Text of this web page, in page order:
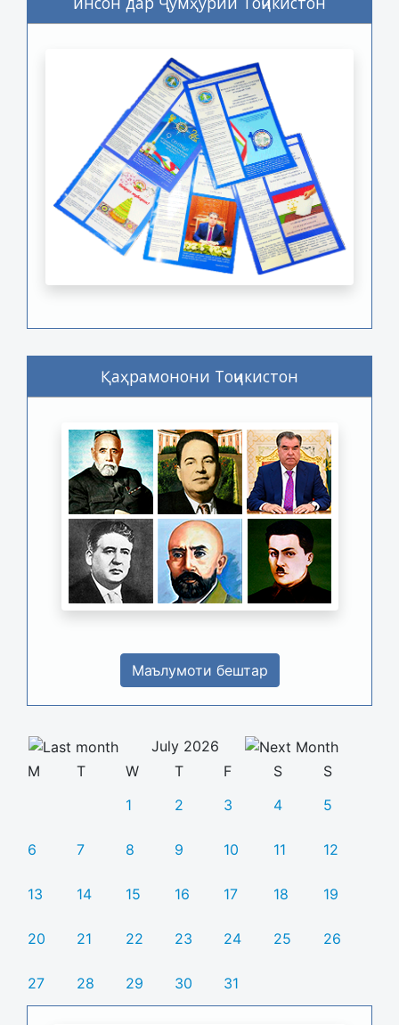
Қаҳрамонони Тоҷикистон
Маълумоти бештар
July 2026
M
T W T F S
S
1
2 3 4 5
6 7 8 9 10 11 12
13 14 15 16 17 18 19
20 21 22 23 24 25 26
27 28 29 30 31